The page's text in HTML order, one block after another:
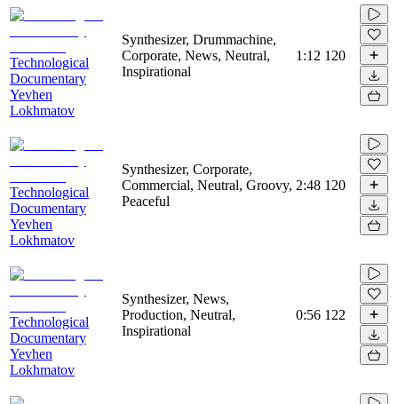
Technological
Documentary
Yevhen
Lokhmatov
Synthesizer, Drummachine,
Corporate, News, Neutral,
Inspirational
1:12 120
Technological
Documentary
Yevhen
Lokhmatov
Synthesizer, Corporate,
Commercial, Neutral, Groovy,
Peaceful
2:48 120
Technological
Documentary
Yevhen
Lokhmatov
Synthesizer, News,
Production, Neutral,
Inspirational
0:56 122